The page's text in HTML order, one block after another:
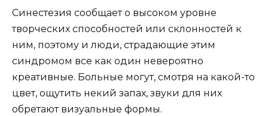
Синестезия сообщает о высоком уровне
творческих способностей или склонностей к
ним, поэтому и люди, страдающие этим
синдромом все как один невероятно
креативные. Больные могут, смотря на какой-то
цвет, ощутить некий запах, звуки для них
обретают визуальные формы.